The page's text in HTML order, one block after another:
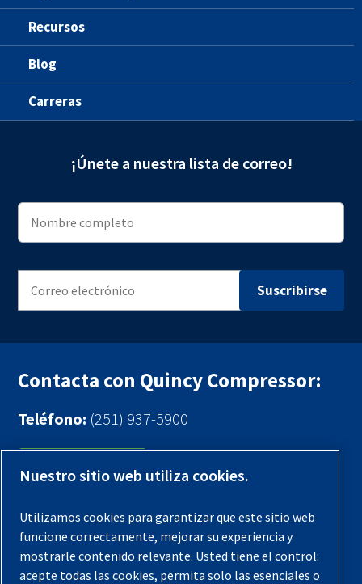
Recursos
Blog
Carreras
¡Únete a nuestra lista de correo!
Contacta con Quincy Compressor:
Teléfono: (251) 937-5900
Contáctenos
Registra tu compresor
Aviso legal
Garantías
Nuestro sitio web utiliza cookies.
Utilizamos cookies para garantizar que este sitio web
funcione correctamente, mejorar su experiencia y
mostrarle contenido relevante. Usted tiene el control:
acepte todas las cookies, permita solo las esenciales o